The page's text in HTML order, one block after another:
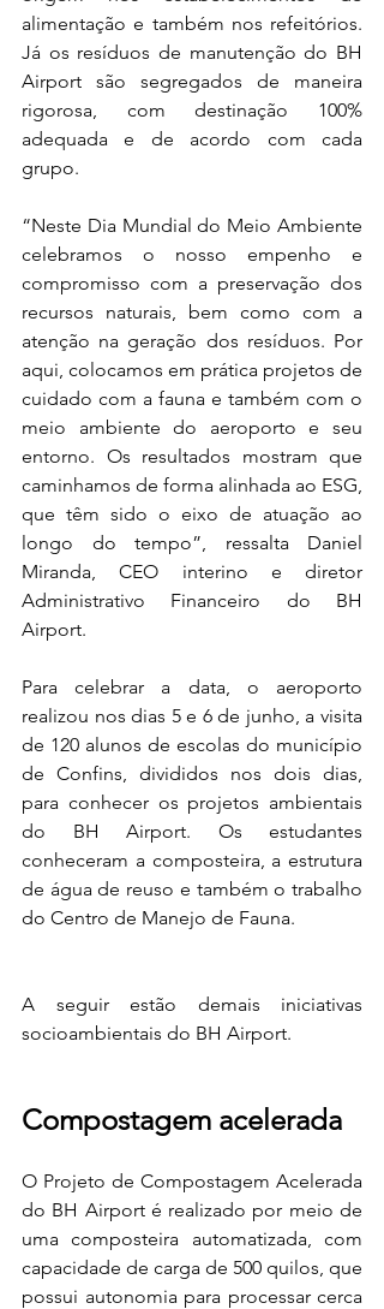
alimentação e também nos refeitórios.
Já os resíduos de manutenção do BH
Airport são segregados de maneira
rigorosa, com destinação 100%
adequada e de acordo com cada
grupo.
“Neste Dia Mundial do Meio Ambiente
celebramos o nosso empenho e
compromisso com a preservação dos
recursos naturais, bem como com a
atenção na geração dos resíduos. Por
aqui, colocamos em prática projetos de
cuidado com a fauna e também com o
meio ambiente do aeroporto e seu
entorno. Os resultados mostram que
caminhamos de forma alinhada ao ESG,
que têm sido o eixo de atuação ao
longo do tempo”, ressalta Daniel
Miranda, CEO interino e diretor
Administrativo Financeiro do BH
Airport.
Para celebrar a data, o aeroporto
realizou nos dias 5 e 6 de junho, a visita
de 120 alunos de escolas do município
de Confins, divididos nos dois dias,
para conhecer os projetos ambientais
do BH Airport. Os estudantes
conheceram a composteira, a estrutura
de água de reuso e também o trabalho
do Centro de Manejo de Fauna.
A seguir estão demais iniciativas
socioambientais do BH Airport.
Compostagem acelerada
O Projeto de Compostagem Acelerada
do BH Airport é realizado por meio de
uma composteira automatizada, com
capacidade de carga de 500 quilos, que
possui autonomia para processar cerca